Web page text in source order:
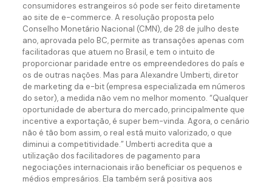
consumidores estrangeiros só pode ser feito diretamente
ao site de e-commerce. A resolução proposta pelo
Conselho Monetário Nacional (CMN), de 28 de julho deste
ano, aprovada pelo BC, permite as transações apenas com
facilitadoras que atuem no Brasil, e tem o intuito de
proporcionar paridade entre os empreendedores do país e
os de outras nações. Mas para Alexandre Umberti, diretor
de marketing da e-bit (empresa especializada em números
do setor), a medida não vem no melhor momento. “Qualquer
oportunidade de abertura do mercado, principalmente que
incentive a exportação, é super bem-vinda. Agora, o cenário
não é tão bom assim, o real está muito valorizado, o que
diminui a competitividade.” Umberti acredita que a
utilização dos facilitadores de pagamento para
negociações internacionais irão beneficiar os pequenos e
médios empresários. Ela também será positiva aos